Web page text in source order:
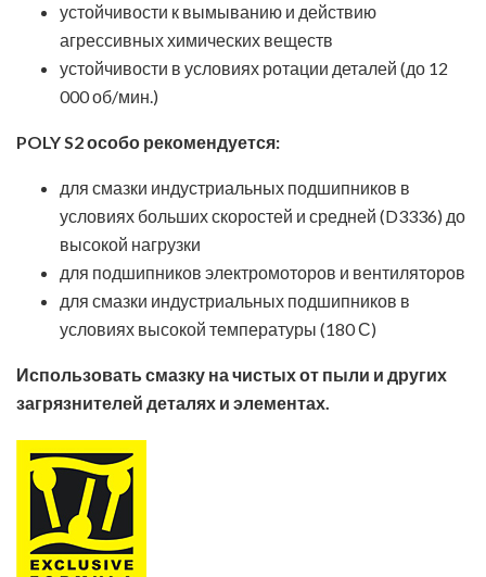
устойчивости к вымыванию и действию
агрессивных химических веществ
устойчивости в условиях ротации деталей (до 12
000 об/мин.)
POLY S2 особо рекомендуется:
для смазки индустриальных подшипников в
условиях больших скоростей и средней (D3336) до
высокой нагрузки
для подшипников электромоторов и вентиляторов
для смазки индустриальных подшипников в
условиях высокой температуры (180 С)
Использовать смазку на чистых от пыли и других
загрязнителей деталях и элементах.
Лист технических данных
Паспорт безопасности химической продукции